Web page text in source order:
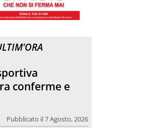
processione
la sagra della
Neve
Pubblicato il 6 Agosto, 2026